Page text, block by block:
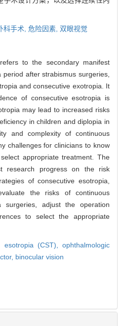
科手术, 危险因素, 双眼视觉
to the secondary manifest
after strabismus surgeries,
and consecutive exotropia. It
of consecutive esotropia is
may lead to increased risks
in children and diplopia in
and complexity of continuous
challenges for clinicians to know
appropriate treatment. The
research progress on the risk
of consecutive esotropia,
the risks of continuous
surgeries, adjust the operation
to select the appropriate
esotropia (CST),ophthalmologic
binocular vision